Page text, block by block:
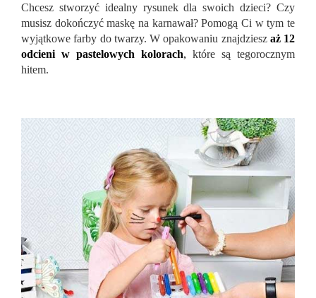
Chcesz stworzyć idealny rysunek dla swoich dzieci? Czy
musisz dokończyć maskę na karnawał? Pomogą Ci w tym te
wyjątkowe farby do twarzy. W opakowaniu znajdziesz aż 12
odcieni w pastelowych kolorach, które są tegorocznym
hitem.